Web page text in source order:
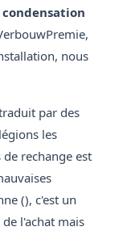
nous
par des
les
rechange est
(), c'est un
l'achat mais